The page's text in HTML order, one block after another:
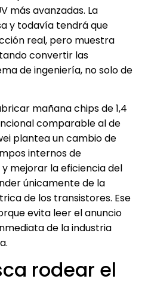
más avanzadas. La
y todavía tendrá que
real, pero muestra
convertir las
de ingeniería, no solo de
mañana chips de 1,4
comparable al de
plantea un cambio de
internos de
mejorar la eficiencia del
únicamente de la
de los transistores. Ese
evita leer el anuncio
de la industria
rodear el